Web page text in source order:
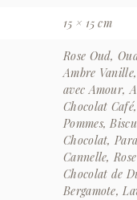
15 × 15 cm
Rose Oud,
Ambre
avec Amour,
Chocolat
Pommes,
Chocolat,
Cannelle,
Chocolat de
Bergamote,